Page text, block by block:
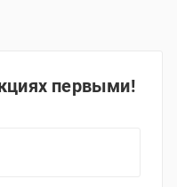
первыми!